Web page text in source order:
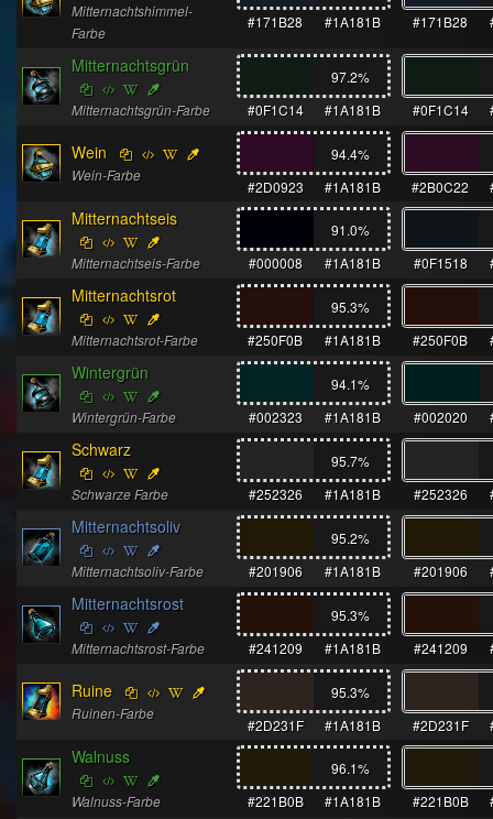
Mitternachtshimmel-
Farbe
#171B28
#1A181B #171B28
Mitternachtsgrün
Mitternachtsgrün-Farbe
97.2%
#0F1C14
#1A181B #0F1C14
Wein
Wein-Farbe
94.4%
#2D0923
#1A181B #2B0C22
Mitternachtseis
Mitternachtseis-Farbe
91.0%
#000008
#1A181B #0F1518
Mitternachtsrot
Mitternachtsrot-Farbe
95.3%
#250F0B
#1A181B #250F0B
Wintergrün
Wintergrün-Farbe
94.1%
#002323
#1A181B #002020
Schwarz
Schwarze Farbe
95.7%
#252326
#1A181B #252326
Mitternachtsoliv
Mitternachtsoliv-Farbe
95.2%
#201906
#1A181B #201906
Mitternachtsrost
Mitternachtsrost-Farbe
95.3%
#241209
#1A181B #241209
Ruine
Ruinen-Farbe
95.3%
#2D231F
#1A181B #2D231F
Walnuss
Walnuss-Farbe
96.1%
#221B0B
#1A181B #221B0B